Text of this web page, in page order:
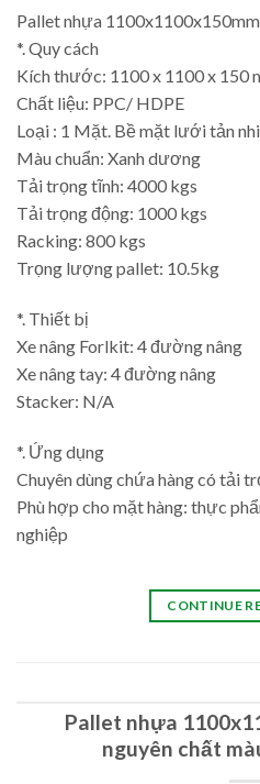
Pallet nhựa
*. Quy cách
Kích thước: 1100 x 1100 x 150
Chất liệu: PPC/ HDPE
Loại : 1 Mặt. Bề mặt lưới tản
Màu chuẩn: Xanh dương
Tải trọng tĩnh: 4000 kgs
Tải trọng động: 1000 kgs
Racking: 800 kgs
Trọng lượng pallet: 10.5kg
*. Thiết bị
Xe nâng Forlkit: 4 đường nâng
Xe nâng tay: 4 đường nâng
Stacker: N/A
*. Ứng dụng
Chuyên dùng chứa hàng có tải
Phù hợp cho mặt hàng: thực
nghiệp
CONTINUE
Pallet nhựa
nguyên chất